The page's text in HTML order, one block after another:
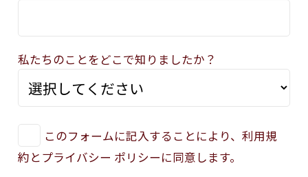
私たちのことをどこで知りましたか？
このフォームに記入することにより、利用規
約とプライバシー ポリシーに同意します。